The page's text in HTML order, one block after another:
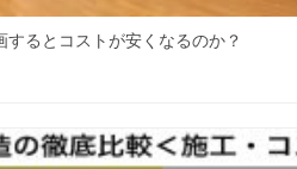
るとコストが安くなるのか？